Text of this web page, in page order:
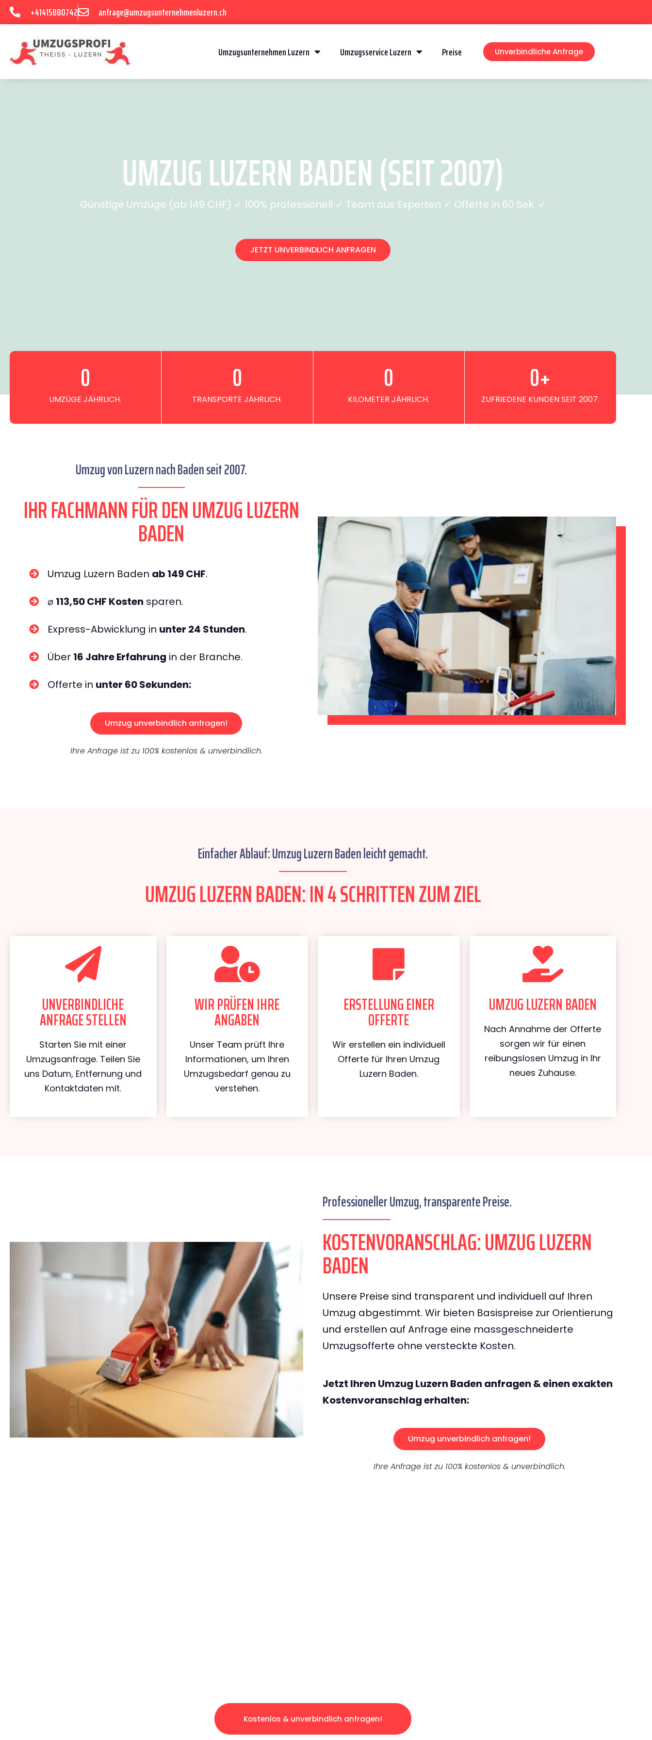
+41415880742 anfrage@umzugsunternehmenluzern.ch
Umzugsunternehmen Luzern Umzugsservice Luzern Preise Unverbindliche Anfrage
UMZUG LUZERN BADEN (SEIT 2007)
Günstige Umzüge (ab 149 CHF) ✓ 100% professionell ✓ Team aus Experten ✓ Offerte in 60 Sek. ✓
JETZT UNVERBINDLICH ANFRAGEN
UMZÜGE JÄHRLICH.
0
TRANSPORTE JÄHRLICH.
0
KILOMETER JÄHRLICH.
0
ZUFRIEDENE KUNDEN SEIT 2007.
0+
Umzug von Luzern nach Baden seit 2007.
IHR FACHMANN FÜR DEN UMZUG LUZERN
BADEN
Umzug Luzern Baden ab 149 CHF.
⌀ 113,50 CHF Kosten sparen.
Express-Abwicklung in unter 24 Stunden.
Über 16 Jahre Erfahrung in der Branche.
Offerte in unter 60 Sekunden:
Umzug unverbindlich anfragen!
Ihre Anfrage ist zu 100% kostenlos & unverbindlich.
Einfacher Ablauf: Umzug Luzern Baden leicht gemacht.
UMZUG LUZERN BADEN: IN 4 SCHRITTEN ZUM ZIEL
UNVERBINDLICHE
ANFRAGE STELLEN
Starten Sie mit einer
Umzugsanfrage. Teilen Sie
uns Datum, Entfernung und
Kontaktdaten mit.
WIR PRÜFEN IHRE
ANGABEN
Unser Team prüft Ihre
Informationen, um Ihren
Umzugsbedarf genau zu
verstehen.
ERSTELLUNG EINER
OFFERTE
Wir erstellen ein individuell
Offerte für Ihren Umzug
Luzern Baden.
UMZUG LUZERN BADEN
Nach Annahme der Offerte
sorgen wir für einen
reibungslosen Umzug in Ihr
neues Zuhause.
Professioneller Umzug, transparente Preise.
KOSTENVORANSCHLAG: UMZUG LUZERN
BADEN
Unsere Preise sind transparent und individuell auf Ihren
Umzug abgestimmt. Wir bieten Basispreise zur Orientierung
und erstellen auf Anfrage eine massgeschneiderte
Umzugsofferte ohne versteckte Kosten.
Jetzt Ihren Umzug Luzern Baden anfragen & einen exakten
Kostenvoranschlag erhalten:
Umzug unverbindlich anfragen!
Ihre Anfrage ist zu 100% kostenlos & unverbindlich.
Kostenlos & unverbindlich anfragen!